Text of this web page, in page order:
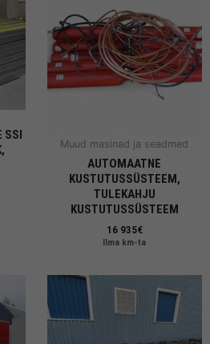
SSI
Muud masinad ja seadmed
AUTOMAATNE
KUSTUTUSSÜSTEEM,
TULEKAHJU
KUSTUTUSSÜSTEEM
16 935€
Ilma km-ta